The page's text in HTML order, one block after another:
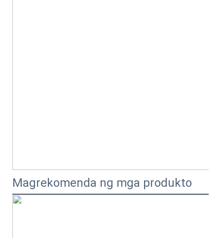
Magrekomenda ng mga produkto